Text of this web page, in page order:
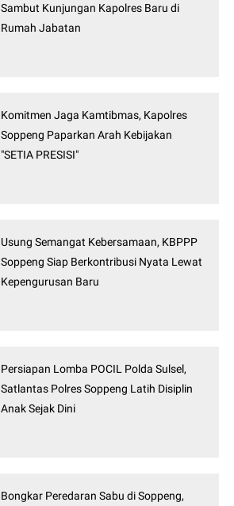
Sambut Kunjungan Kapolres Baru di
Rumah Jabatan
Komitmen Jaga Kamtibmas, Kapolres
Soppeng Paparkan Arah Kebijakan
"SETIA PRESISI"
Usung Semangat Kebersamaan, KBPPP
Soppeng Siap Berkontribusi Nyata Lewat
Kepengurusan Baru
Persiapan Lomba POCIL Polda Sulsel,
Satlantas Polres Soppeng Latih Disiplin
Anak Sejak Dini
Bongkar Peredaran Sabu di Soppeng,